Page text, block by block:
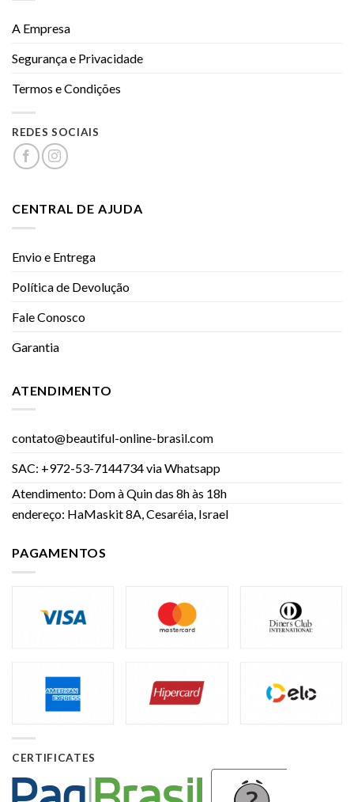
A Empresa
Segurança e Privacidade
Termos e Condições
REDES SOCIAIS
CENTRAL DE AJUDA
Envio e Entrega
Política de Devolução
Fale Conosco
Garantia
ATENDIMENTO
contato@beautiful-online-brasil.com
SAC: +972-53-7144734 via Whatsapp
Atendimento: Dom à Quin das 8h às 18h
endereço: HaMaskit 8A, Cesaréia, Israel
PAGAMENTOS
CERTIFICATES